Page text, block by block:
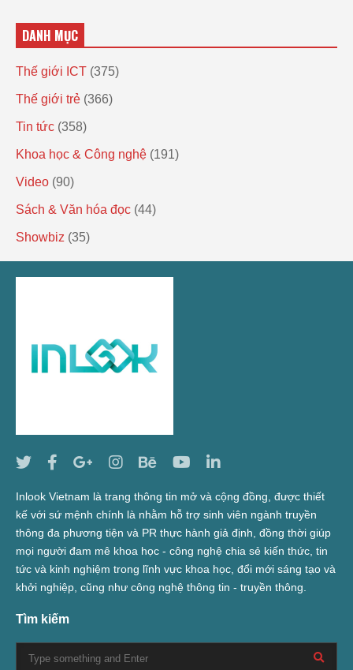
DANH MỤC
Thế giới ICT (375)
Thế giới trẻ (366)
Tin tức (358)
Khoa học & Công nghệ (191)
Video (90)
Sách & Văn hóa đọc (44)
Showbiz (35)
Inlook Vietnam là trang thông tin mở và cộng đồng, được thiết
kế với sứ mệnh chính là nhằm hỗ trợ sinh viên ngành truyền
thông đa phương tiện và PR thực hành giả định, đồng thời giúp
mọi người đam mê khoa học - công nghệ chia sẻ kiến thức, tin
tức và kinh nghiệm trong lĩnh vực khoa học, đổi mới sáng tạo và
khởi nghiệp, cũng như công nghệ thông tin - truyền thông.
Tìm kiếm